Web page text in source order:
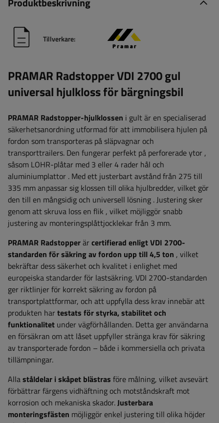
Tillverkare:
PRAMAR Radstopper VDI 2700 gul
universal hjulkloss för bärgningsbil
PRAMAR Radstopper-hjulklossen i gult är en specialiserad
säkerhetsanordning utformadför att immobilisera hjulen på
fordon som transporteras på släpvagnar och
transporttrailers. Den fungerar perfekt på perforerade ytor ,
såsom LOHR-plåtar med 3 eller 4 rader hål och
aluminiumplattor . Med ett justerbart avstånd från 275 till
335 mmanpassar sig klossen till olika hjulbredder, vilket gör
den till en mångsidig och universell lösning . Justering sker
genomatt skruva loss en flik , vilket möjliggör snabb
justering av monteringsplåttjocklekar från 3 mm.
PRAMAR Radstopperärcertifierad enligtVDI 2700-
standarden för säkring av fordon upp till 4,5 ton , vilket
bekräftar dess säkerhet och kvalitet i enlighet med
europeiska standarder för lastsäkring. VDI 2700-standarden
ger riktlinjer för korrekt säkring av fordon på
transportplattformar, och att uppfylla dess krav innebär att
produkten hartestats för styrka, stabilitet och
funktionalitet under vägförhållanden. Detta ger användarna
en försäkran om att låset uppfyller stränga krav för säkring
av transporterade fordon – både i kommersiella och privata
tillämpningar.
Allaståldelar i skåpet blästras före målning, vilket avsevärt
förbättrar färgens vidhäftning och motståndskraft mot
korrosion och mekaniska skador.Justerbara
monteringsfästen möjliggör enkel justering till olika höjder